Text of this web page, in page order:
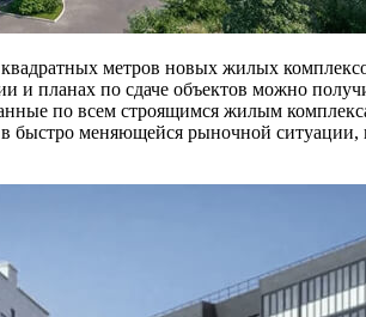
метров новых жилых
и планах по сдаче объектов можно
по всем строящимся жилым
быстро меняющейся рыночной